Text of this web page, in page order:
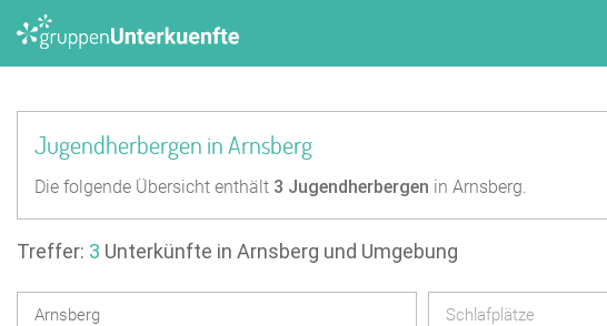
Jugendherbergen in Arnsberg
Die folgende Übersicht enthält 3 Jugendherbergen in Arnsberg.
Treffer: 3 Unterkünfte in Arnsberg und Umgebung
Schlafplätze